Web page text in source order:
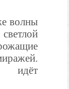
волны
идёт